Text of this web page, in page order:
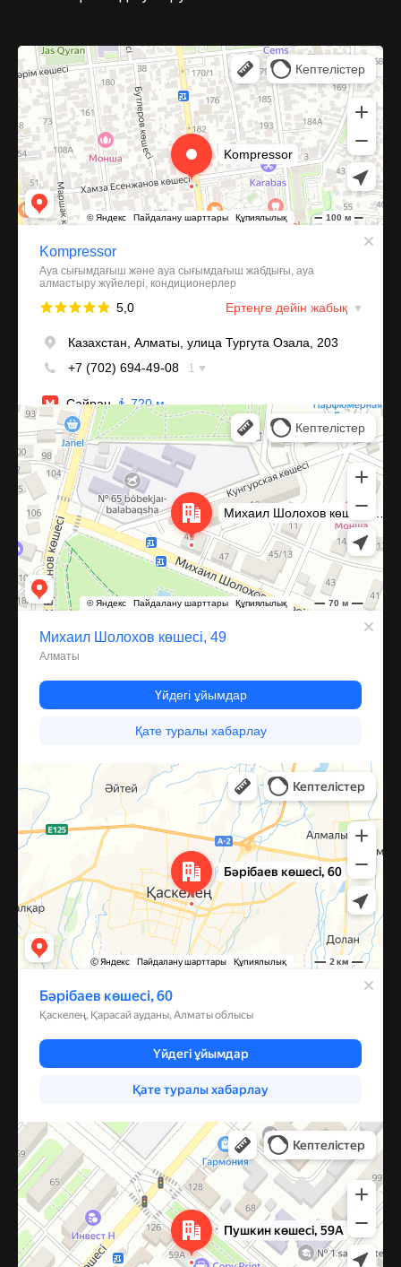
Kompressor
Компрессоры и компрессорное оборудование в Алматы
Системы вентиляции в Алматы
Алматы
Улица Михаила Шолохова, 49 — Яндекс Карты
Улица Барибаева, 60 — Яндекс Карты
Костанай
Улица Пушкина, 59А — Яндекс Карты